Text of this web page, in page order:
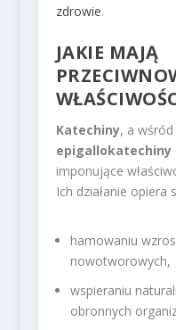
zdrowie.
JAKIE MAJĄ
Katechiny, a wśród
epigallokatechiny
imponujące
Ich działanie opiera
hamowaniu
nowotworowych,
wspieraniu
obronnych